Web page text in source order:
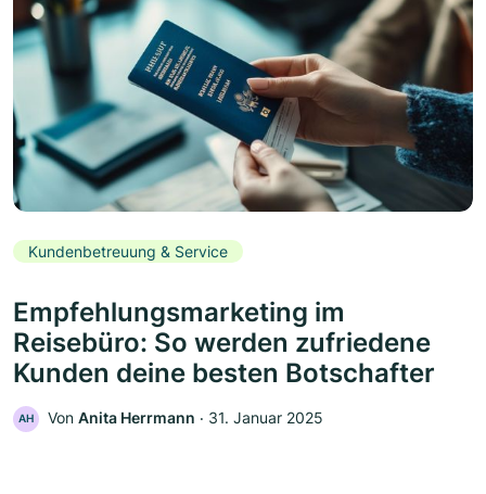
Kundenbetreuung & Service
Empfehlungsmarketing im
Reisebüro: So werden zufriedene
Kunden deine besten Botschafter
AH Von Anita Herrmann ‧ 31. Januar 2025